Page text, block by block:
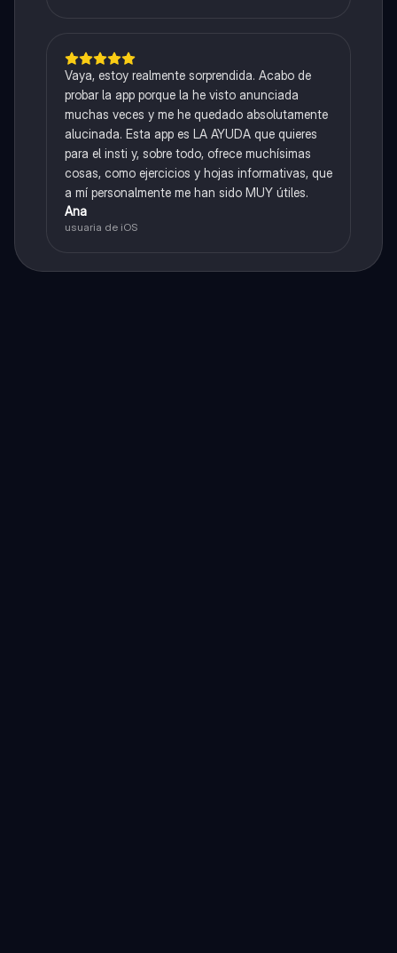
Vaya, estoy realmente sorprendida. Acabo de
probar la app porque la he visto anunciada
muchas veces y me he quedado absolutamente
alucinada. Esta app es LA AYUDA que quieres
para el insti y, sobre todo, ofrece muchísimas
cosas, como ejercicios y hojas informativas, que
a mí personalmente me han sido MUY útiles.
Ana
usuaria de iOS